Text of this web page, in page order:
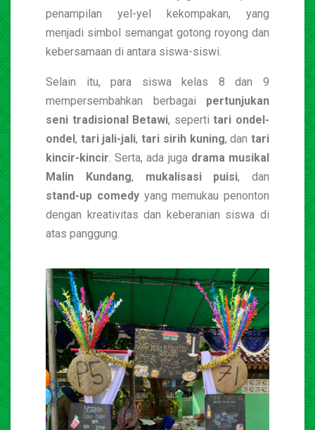
penampilan yel-yel kekompakan, yang
menjadi simbol semangat gotong royong dan
kebersamaan di antara siswa-siswi.
Selain itu, para siswa kelas 8 dan 9
mempersembahkan berbagai pertunjukan
seni tradisional Betawi, sepertitari ondel-
ondel , tari jali-jali,tari sirih kuning, dantari
kincir-kincir. Serta, ada juga drama musikal
Malin Kundang, mukalisasi puisi, dan
stand-up comedyyang memukau penonton
dengan kreativitas dan keberanian siswa di
atas panggung.